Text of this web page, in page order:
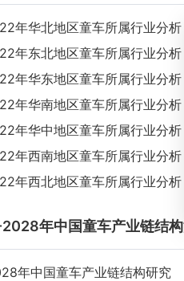
年华北地区童车所属行业分析
年东北地区童车所属行业分析
年华东地区童车所属行业分析
年华南地区童车所属行业分析
年华中地区童车所属行业分析
年西南地区童车所属行业分析
年西北地区童车所属行业分析
年中国童车产业链结
年中国童车产业链结构研究